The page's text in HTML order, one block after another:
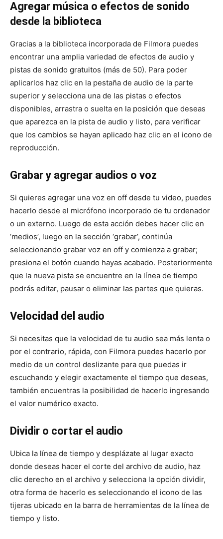
Agregar música o efectos de sonido
desde la biblioteca
Gracias a la biblioteca incorporada de Filmora puedes
encontrar una amplia variedad de efectos de audio y
pistas de sonido gratuitos (más de 50). Para poder
aplicarlos haz clic en la pestaña de audio de la parte
superior y selecciona una de las pistas o efectos
disponibles, arrastra o suelta en la posición que deseas
que aparezca en la pista de audio y listo, para verificar
que los cambios se hayan aplicado haz clic en el icono de
reproducción.
Grabar y agregar audios o voz
Si quieres agregar una voz en off desde tu video, puedes
hacerlo desde el micrófono incorporado de tu ordenador
o un externo. Luego de esta acción debes hacer clic en
‘medios’, luego en la sección ‘grabar’, continúa
seleccionando grabar voz en off y comienza a grabar;
presiona el botón cuando hayas acabado. Posteriormente
que la nueva pista se encuentre en la línea de tiempo
podrás editar, pausar o eliminar las partes que quieras.
Velocidad del audio
Si necesitas que la velocidad de tu audio sea más lenta o
por el contrario, rápida, con Filmora puedes hacerlo por
medio de un control deslizante para que puedas ir
escuchando y elegir exactamente el tiempo que deseas,
también encuentras la posibilidad de hacerlo ingresando
el valor numérico exacto.
Dividir o cortar el audio
Ubica la línea de tiempo y desplázate al lugar exacto
donde deseas hacer el corte del archivo de audio, haz
clic derecho en el archivo y selecciona la opción dividir,
otra forma de hacerlo es seleccionando el icono de las
tijeras ubicado en la barra de herramientas de la línea de
tiempo y listo.